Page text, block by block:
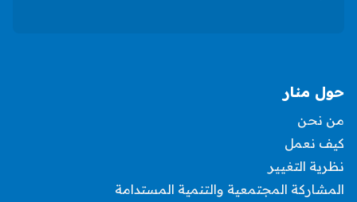
حول منار
من نحن
كيف نعمل
نظرية التغيير
المشاركة المجتمعية والتنمية المستدامة